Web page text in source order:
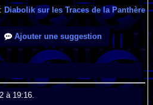
Diabolik sur les Traces de la Panthère
Ajouter une suggestion
à 19:16.